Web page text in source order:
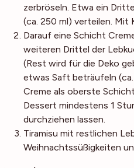
zerbröseln. Etwa ein
(ca. 250 ml) verteilen. Mit
Darauf eine Schicht
weiteren Drittel der
(Rest wird für die Deko
etwas Saft beträufeln (ca.
Creme als oberste
Dessert mindestens 1
durchziehen lassen.
Tiramisu mit restlichen
Weihnachtssüßigkeiten